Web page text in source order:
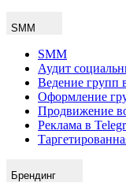
SMM
SMM
Аудит
Ведение групп
Оформление
Продвижение
Реклама в
Брендинг